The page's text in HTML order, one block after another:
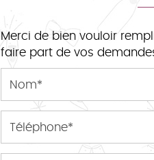
Merci de bien vouloir
faire part de vos